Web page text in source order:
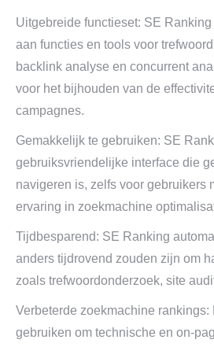
Uitgebreide functieset: SE
aan functies en tools voor
backlink analyse en concurrent
voor het bijhouden van de
campagnes.
Gemakkelijk te gebruiken: SE
gebruiksvriendelijke interface die
navigeren is, zelfs voor gebruikers
ervaring in zoekmachine
Tijdbesparend: SE Ranking
anders tijdrovend zouden zijn om
zoals trefwoordonderzoek, site
Verbeterde zoekmachine rankings:
gebruiken om technische en on-